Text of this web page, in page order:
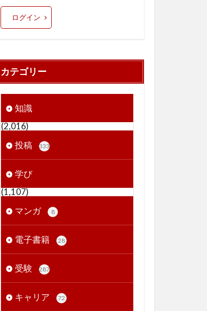
ログイン
カテゴリー
知識
(2,016)
投稿
333
学び
(1,107)
マンガ
8
電子書籍 28
受験 287
キャリア 72